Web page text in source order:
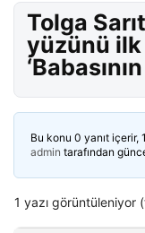
Tolga
yüzünü
Bu konu 0 yanıt içerir,
admin tarafından
1 yazı görüntüleniyor